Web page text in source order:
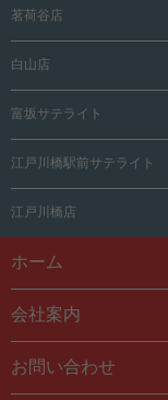
茗荷谷店
白山店
富坂サテライト
江戸川橋駅前サテライト
江戸川橋店
ホーム
会社案内
お問い合わせ